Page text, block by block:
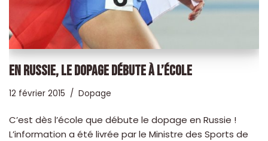
EN RUSSIE, LE DOPAGE DÉBUTE À L’ÉCOLE
12 février 2015 Dopage
C’est dès l’école que débute le dopage en Russie !
L’information a été livrée par le Ministre des Sports de